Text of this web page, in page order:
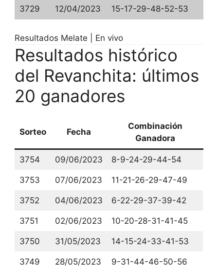
3729 12/04/2023 15-17-29-48-52-53
Resultados Melate | En vivo
Resultados histórico
del Revanchita: últimos
20 ganadores
Sorteo Fecha
Combinación
Ganadora
3754 09/06/2023 8-9-24-29-44-54
3753 07/06/2023 11-21-26-29-47-49
3752 04/06/2023 6-22-29-37-39-42
3751 02/06/2023 10-20-28-31-41-45
3750 31/05/2023 14-15-24-33-41-53
3749 28/05/2023 9-31-44-46-50-56